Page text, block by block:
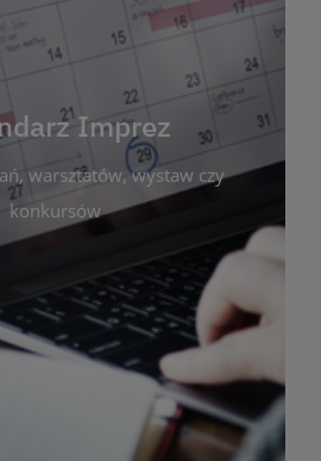
Imprez
warsztatów, wystaw czy
konkursów
wszystkie planowane
i edukacyjne organizowane
Możesz tu sprawdzić terminy
wystaw czy konkursów.
kalendarzowi łatwo
w interesujących Cię
harmonogram na
był zgodny z planem pracy
do śledzenia i uczestnictwa
kulturalnym miasta!
WIĘCEJ